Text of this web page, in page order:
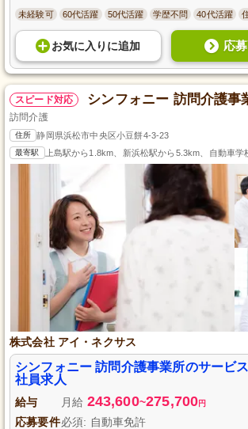
未経験可 60代活躍 50代活躍 学歴不問 40代活躍
お気に入り に追加 応
スピード対応 シンフォニー 訪問介護事
訪問介護
住所 静岡県浜松市中央区小豆餅4-3-23
最寄駅 上島駅から1.8km、新浜松駅から5.3km、自動車
株式会社 アイ・ネクサス
シンフォニー 訪問介護事業所のサービ
社員求人
給与 月給 243,600~275,700円
応募要件必須: 自動車免許